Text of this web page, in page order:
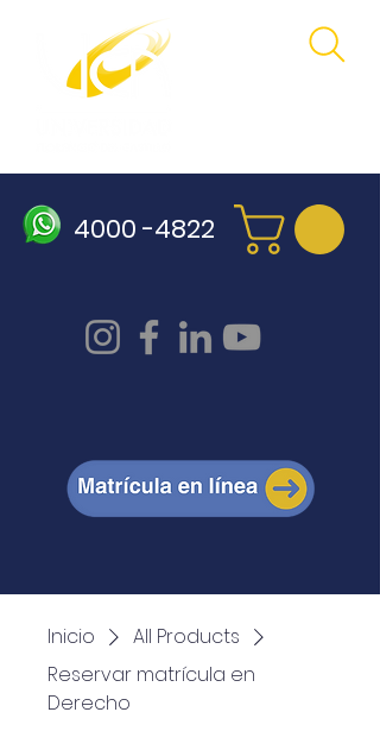
4000 -4822
Inicio
All Products
Reservar matrícula en
Derecho